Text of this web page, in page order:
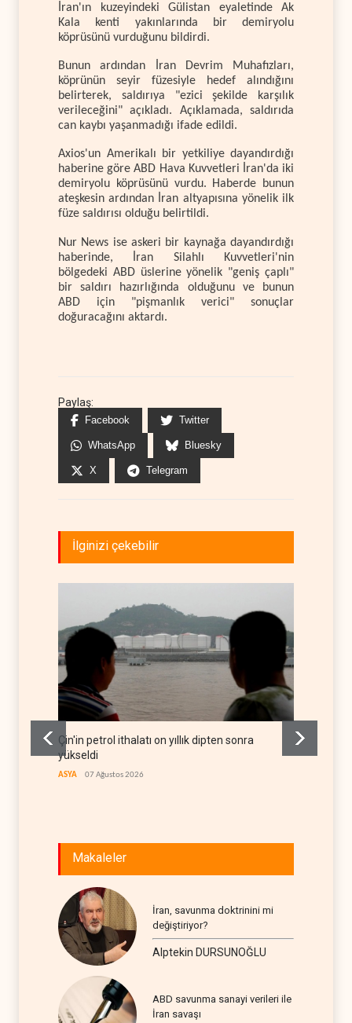
İran'ın kuzeyindeki Gülistan eyaletinde Ak
Kala kenti yakınlarında bir demiryolu
köprüsünü vurduğunu bildirdi.
Bunun ardından İran Devrim Muhafızları,
köprünün seyir füzesiyle hedef alındığını
belirterek, saldırıya "ezici şekilde karşılık
verileceğini" açıkladı. Açıklamada, saldırıda
can kaybı yaşanmadığı ifade edildi.
Axios'un Amerikalı bir yetkiliye dayandırdığı
haberine göre ABD Hava Kuvvetleri İran'da iki
demiryolu köprüsünü vurdu. Haberde bunun
ateşkesin ardından İran altyapısına yönelik ilk
füze saldırısı olduğu belirtildi.
Nur News ise askeri bir kaynağa dayandırdığı
haberinde, İran Silahlı Kuvvetleri'nin
bölgedeki ABD üslerine yönelik "geniş çaplı"
bir saldırı hazırlığında olduğunu ve bunun
ABD için "pişmanlık verici" sonuçlar
doğuracağını aktardı.
Paylaş:
Facebook Twitter
WhatsApp Bluesky
X Telegram
İlginizi çekebilir
Çin'in petrol ithalatı on yıllık dipten sonra
yükseldi
ASYA 07 Ağustos 2026
Makaleler
İran, savunma doktrinini mi
değiştiriyor?
Alptekin DURSUNOĞLU
ABD savunma sanayi verileri ile
İran savaşı